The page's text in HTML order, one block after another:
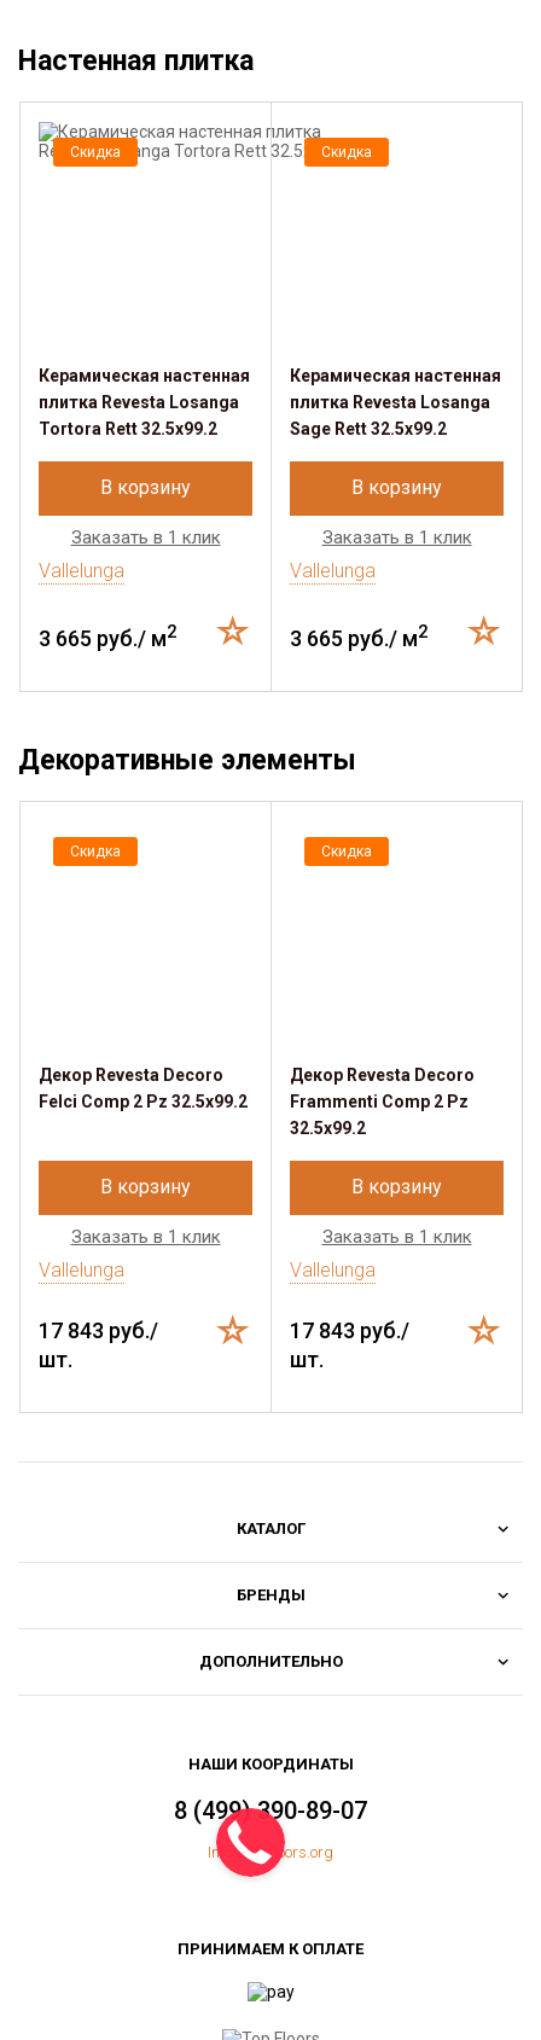
Настенная плитка
Скидка
Керамическая настенная
плитка Revesta Losanga
Tortora Rett 32.5x99.2
В корзину
Заказать в 1 клик
Vallelunga
3 665 руб./ м2
Скидка
Керамическая настенная
плитка Revesta Losanga
Sage Rett 32.5x99.2
В корзину
Заказать в 1 клик
Vallelunga
3 665 руб./ м2
Декоративные элементы
Скидка
Декор Revesta Decoro
Felci Comp 2 Pz 32.5x99.2
В корзину
Заказать в 1 клик
Vallelunga
17 843 руб./
шт.
Скидка
Декор Revesta Decoro
Frammenti Comp 2 Pz
32.5x99.2
В корзину
Заказать в 1 клик
Vallelunga
17 843 руб./
шт.
КАТАЛОГ
БРЕНДЫ
ДОПОЛНИТЕЛЬНО
НАШИ КООРДИНАТЫ
8 (499) 390-89-07
Info@topfloors.org
ПРИНИМАЕМ К ОПЛАТЕ